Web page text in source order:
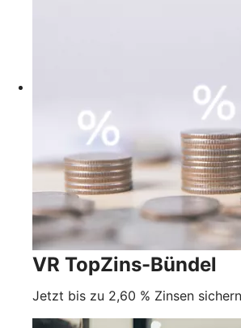
VR TopZins-Bündel
Jetzt bis zu 2,60 % Zinsen